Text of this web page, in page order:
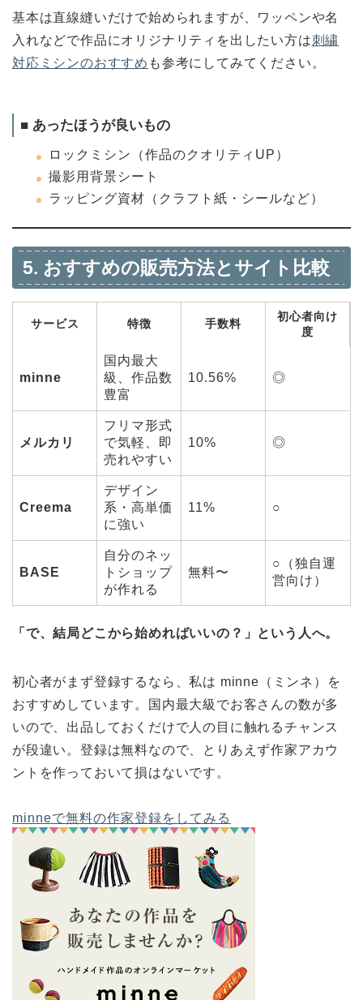
基本は直線縫いだけで始められますが、ワッペンや名
入れなどで作品にオリジナリティを出したい方は刺繍
対応ミシンのおすすめ も参考にしてみてください。
■ あったほうが良いもの
ロックミシン（作品のクオリティUP）
撮影用背景シート
ラッピング資材（クラフト紙・シールなど）
5. おすすめの販売方法とサイト比較
サービス 特徴 手数料
初心者向け
度
minne
国内最大
級、作品数
豊富
10.56% ◎
メルカリ
フリマ形式
で気軽、即
売れやすい
10% ◎
Creema
デザイン
系・高単価
に強い
11% ○
BASE
自分のネッ
トショップ
が作れる
無料〜
○（独自運
営向け）
「で、結局どこから始めればいいの？」という人へ。
初心者がまず登録するなら、私は minne（ミンネ）を
おすすめしています。国内最大級でお客さんの数が多
いので、出品しておくだけで人の目に触れるチャンス
が段違い。登録は無料なので、とりあえず作家アカウ
ントを作っておいて損はないです。
minneで無料の作家登録をしてみる